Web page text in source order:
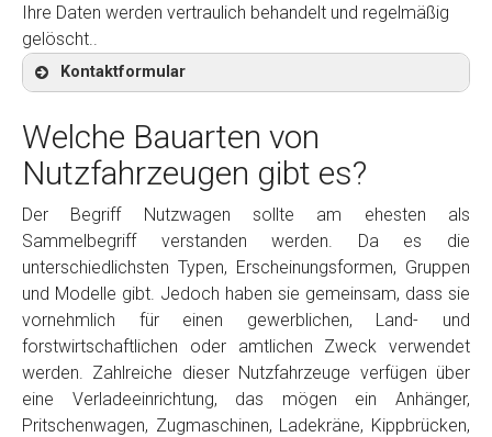
Ihre Daten werden vertraulich behandelt und regelmäßig
gelöscht..
Kontaktformular
Kontaktformular
Marke
Model
Baujahr
Welche Bauarten von
Nutzfahrzeugen gibt es?
Der Begriff Nutzwagen sollte am ehesten als
Sammelbegriff verstanden werden. Da es die
unterschiedlichsten Typen, Erscheinungsformen, Gruppen
und Modelle gibt. Jedoch haben sie gemeinsam, dass sie
vornehmlich für einen gewerblichen, Land- und
forstwirtschaftlichen oder amtlichen Zweck verwendet
werden. Zahlreiche dieser Nutzfahrzeuge verfügen über
eine Verladeeinrichtung, das mögen ein Anhänger,
Pritschenwagen, Zugmaschinen, Ladekräne, Kippbrücken,